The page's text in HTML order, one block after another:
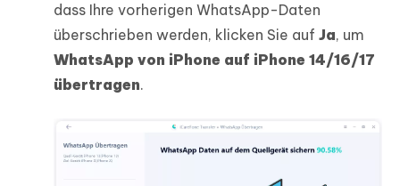
dass Ihre vorherigen WhatsApp-Daten
überschrieben werden, klicken Sie auf Ja, um
WhatsApp von iPhone auf iPhone 14/16/17
übertragen.